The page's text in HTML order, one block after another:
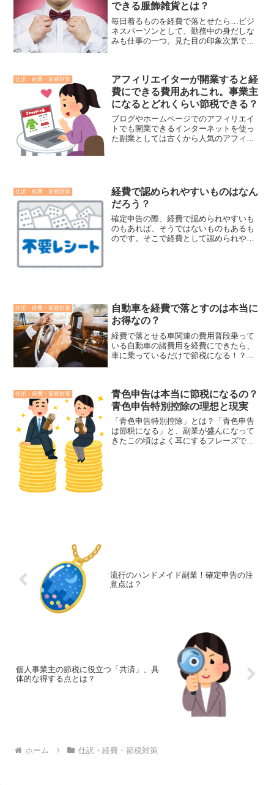
できる服飾雑貨とは？
毎日着るものを経費で落とせたら…ビジ
ネスパーソンとして、勤務中の身だしな
みも仕事の一つ。見た目の印象次第でク
ますし。ですが、毎日の服...
仕訳・経費・節税対策
アフィリエイターが開業すると経
費にできる費用あれこれ。事業主
になるとどれくらい節税できる？
ブログやホームページでのアフィリエイ
トでも開業できるインターネットを使っ
た副業としては古くから人気のアフィリ
仕訳・経費・節税対策
経費で認められやすいものはなん
だろう？
確定申告の際、経費で認められやすいも
のもあれば、そうではないものもあるも
のです。そこで経費として認められやす
仕訳・経費・節税対策
自動車を経費で落とすのは本当に
お得なの？
経費で落とせる車関連の費用普段乗って
いる自動車の諸費用を経費にできたら、
車に乗っているだけで節税になる！？経
ギュラー・ハイオクガソリ...
仕訳・経費・節税対策
青色申告は本当に節税になるの？
青色申告特別控除の理想と現実
「青色申告特別控除」とは？「青色申告
は節税になる」と、副業が盛んになって
きたこの頃はよく耳にするフレーズで
流行のハンドメイド副業！確定申告の注
意点は？
個人事業主の節税に役立つ「共済」、具
体的な得する点とは？
ホーム 仕訳・経費・節税対策